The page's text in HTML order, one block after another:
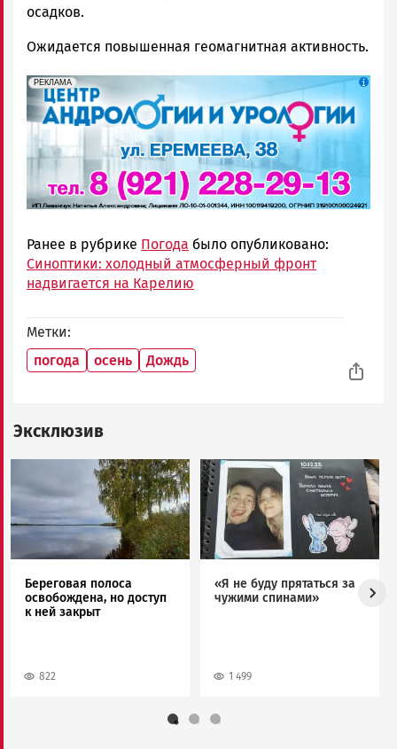
осадков.
Ожидается повышенная геомагнитная активность.
erid: 2SDnjek5YUa
РЕКЛАМА
Реклама
Ранее в рубрике Погода было опубликовано:
Синоптики: холодный атмосферный фронт
надвигается на Карелию
Метки
погода
осень Дождь
Эксклюзив
Береговая полоса
освобождена, но доступ
к ней закрыт
822
Image
«Я не буду прятаться за
чужими спинами»
1 499